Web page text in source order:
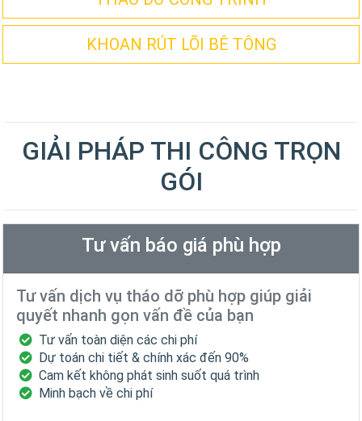
KHOAN RÚT LÕI BÊ TÔNG
GIẢI PHÁP THI CÔNG TRỌN
GÓI
Tư vấn báo giá phù hợp
Tư vấn dịch vụ tháo dỡ phù hợp giúp giải
quyết nhanh gọn vấn đề của bạn
Tư vấn toàn diện các chi phí
Dự toán chi tiết & chính xác đến 90%
Cam kết không phát sinh suốt quá trình
Minh bạch về chi phí